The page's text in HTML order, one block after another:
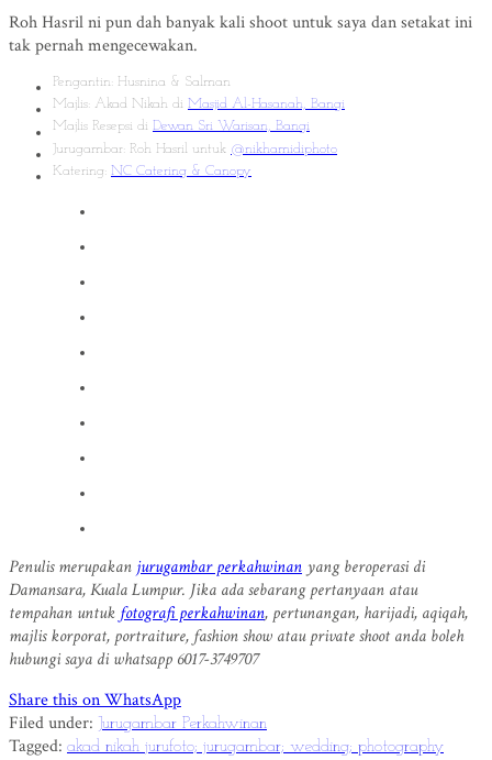
Roh Hasril ni pun dah banyak kali shoot untuk saya dan setakat ini
tak pernah mengecewakan.
Pengantin: Husnina & Salman
Majlis: Akad Nikah di Masjid Al-Hasanah, Bangi
Majlis Resepsi di Dewan Sri Warisan, Bangi
Jurugambar: Roh Hasril untuk @nikhamidiphoto
Katering: NC Catering & Canopy
Penulis merupakan jurugambar perkahwinan yang beroperasi di
Damansara, Kuala Lumpur. Jika ada sebarang pertanyaan atau
tempahan untuk fotografi perkahwinan, pertunangan, harijadi, aqiqah,
majlis korporat, portraiture, fashion show atau private shoot anda boleh
hubungi saya di whatsapp 6017-3749707
Share this on WhatsApp
Filed under: Jurugambar Perkahwinan
Tagged: akad nikah jurufoto; jurugambar; wedding; photography